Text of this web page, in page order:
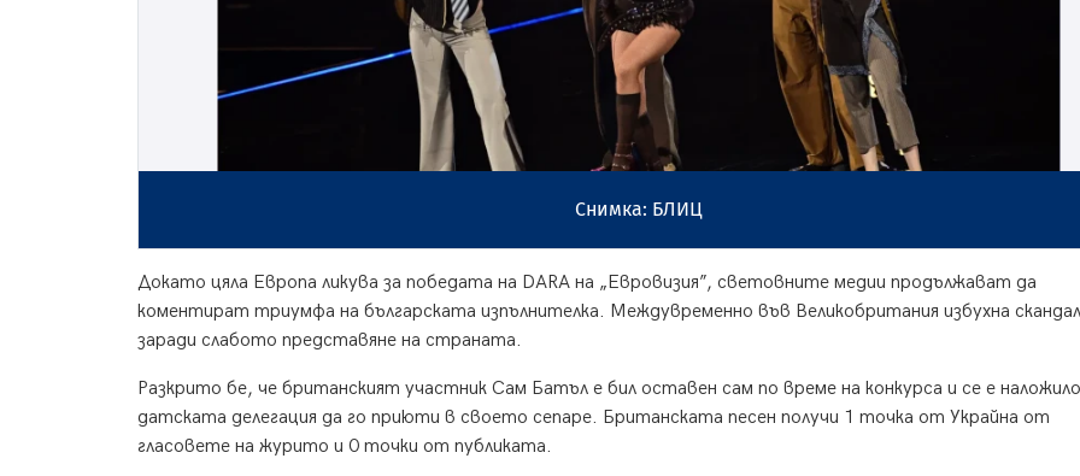
Снимка: БЛИЦ
Докато цяла Европа ликува за победата на DARA на „Евровизия”, световните медии продължават да
коментират триумфа на българската изпълнителка. Междувременно във Великобритания избухна скандал
заради слабото представяне на страната.
Разкрито бе, че британският участник Сам Батъл е бил оставен сам по време на конкурса и се е наложило
датската делегация да го приюти в своето сепаре. Британската песен получи 1 точка от Украйна от
гласовете на журито и 0 точки от публиката.